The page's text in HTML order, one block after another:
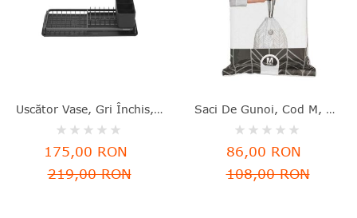
Uscător Vase, Gri Închis, Aluminiu+plastic, 46.3x20x12.6 Cm, Brabantia - 8710755117268
Rating:
0%
175,00 RON
219,00 RON
Saci De Gunoi, Cod M, 40 Bucăţi, 60 L, Brabantia - 8710755138829
Rating:
0%
86,00 RON
108,00 RON